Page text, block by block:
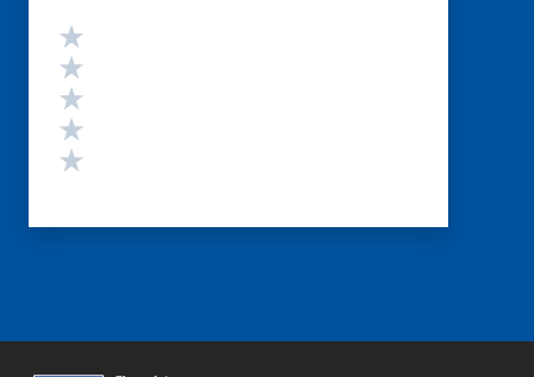
Valutazione